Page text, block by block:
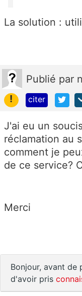
La solution :
Publié par
!
citer
J'ai eu un
réclamation au
comment je
de ce service?
Merci
Bonjour, avant de
d'avoir pris